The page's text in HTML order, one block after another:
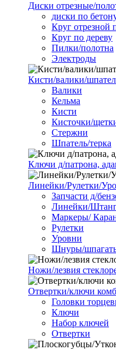
Диски отрезные/
диски по
Круг отрезной
Круг по дереву
Пилки/полотна
Электроды
Кисти/валики/
Валики
Кельма
Кисти
Кисточки/
Стержни
Шпатель/терка
Ключи д/патрона,
Линейки/Рулетки/
Запчасти д/
Линейки/
Маркеры/
Рулетки
Уровни
Шнуры/
Ножи/лезвия
Отвертки/ключи
Головки
Ключи
Набор ключей
Отвертки